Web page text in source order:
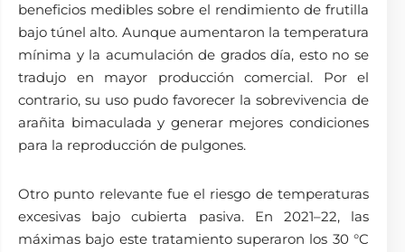
beneficios medibles sobre el rendimiento de frutilla
bajo túnel alto. Aunque aumentaron la temperatura
mínima y la acumulación de grados día, esto no se
tradujo en mayor producción comercial. Por el
contrario, su uso pudo favorecer la sobrevivencia de
arañita bimaculada y generar mejores condiciones
para la reproducción de pulgones.
Otro punto relevante fue el riesgo de temperaturas
excesivas bajo cubierta pasiva. En 2021–22, las
máximas bajo este tratamiento superaron los 30 °C